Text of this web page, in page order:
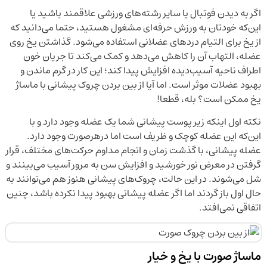
اگر به دیدن فوتبال یا سایر رشته‌های ورزشی علاقمند باشید یا
این‌که خودتان به ورزش حرفه‌ای مشغول هستید، حتما می‌دانید که
از یخ برای التیام دردهای عضلانی استفاده می‌شود. گذاشتن یخ روی
عضله‌، التهاب آن را کاهش می‌دهد و کمک می‌کند تا جریان خون
اطراف ناحیه آسیب‌دیده افزایش پیدا کند؛ این کار در گرم ماندن و
بهبود عضلات موثر است. اما آیا از بین بردن چروک پیشانی با ماساژ
یخ ممکن است؟ بله، قطعا!
نکته اول اینکه زیر پوست پیشانی شما یک عضله وجود دارد و با
این‌که این عضله کوچک و ظریف است اما درهرصورت وجود دارد.
عضله پیشانی، با گذشت زمان و انجام مداوم حرکت‌های مختلف، قرار
گرفتن در معرض نور خورشید و افزایش سن به مرور آسیب می‌بینند و
شل می‌شوند. در این حالت، چروک‌های پیشانی هنوز هم می‌توانند به
حال اول باز گردند اما اگر عضله پیشانی بهبود پیدا نکرده باشد، چنین
اتفاقی نمی‌افتد.
ماساژ صورت با یخ و خیار